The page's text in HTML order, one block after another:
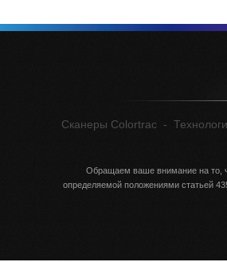
Сканеры Colortrac -
Обращаем ваше внимание на то,
определяемой положениями статьей